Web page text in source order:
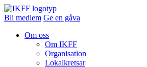
Bli medlem Ge en gåva
Om oss
Om IKFF
Organisation
Lokalkretsar